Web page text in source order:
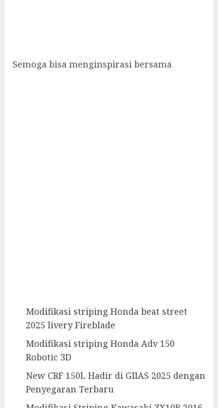
Semoga bisa menginspirasi bersama
Modifikasi striping Honda beat street
2025 livery Fireblade
Modifikasi striping Honda Adv 150
Robotic 3D
New CRF 150L Hadir di GIIAS 2025 dengan
Penyegaran Terbaru